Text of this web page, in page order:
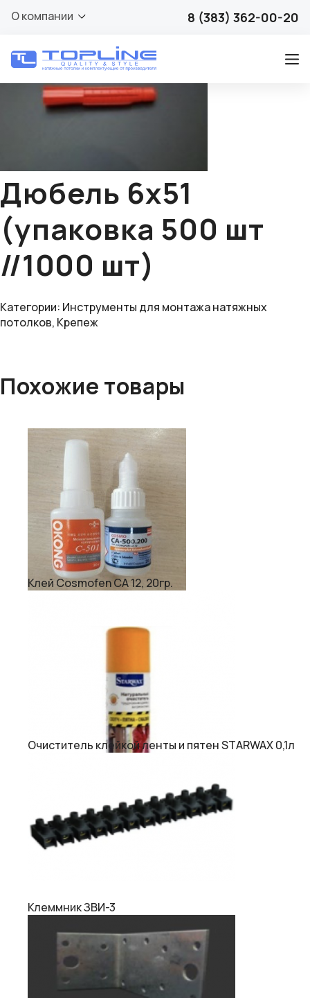
О компании 8 (383) 362-00-20
Дюбель 6х51
(упаковка 500 шт
//1000 шт)
Категории: Инструменты для монтажа натяжных
потолков, Крепеж
Похожие товары
Клей Cosmofen CA 12, 20гр.
Очиститель клейкой ленты и пятен STARWAX 0,1л
Клеммник ЗВИ-3